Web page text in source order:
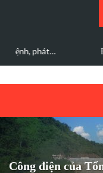
Đảng bộ Công
Công điện của